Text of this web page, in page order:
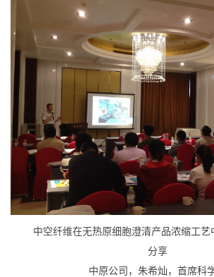
中空纤维在无热原细胞澄清产品浓缩工
分享
中原公司，朱希灿，首席科